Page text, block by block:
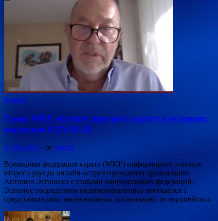
Карате
Глава WKF обсудил прогресс каратэ в условиях
пандемии COVID-19
31.08.2020 - от admin
Всемирная федерация каратэ (WKF) информирует о начале
второго раунда онлайн-встреч президента организации
Антонио Эспиноса с главами национальных федераций.
Эспинос посредством видеоконференции пообщался с
представителями национальных организаций из европейских